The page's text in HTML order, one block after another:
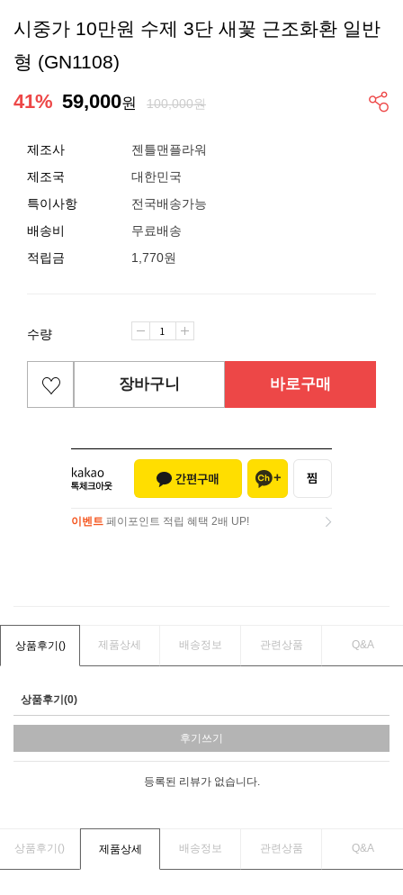
시중가 10만원 수제 3단 새꽃 근조화환 일반
형 (GN1108)
41% 59,000원 100,000원
제조사
젠틀맨플라워
제조국
대한민국
특이사항
전국배송가능
배송비
무료배송
적립금
1,770원
수량
장바구니 바로구매
이벤트 페이포인트 적립 혜택 2배 UP!
상품후기() 제품상세 배송정보 관련상품 Q&A
상품후기(0)
후기쓰기
등록된 리뷰가 없습니다.
상품후기() 제품상세 배송정보 관련상품 Q&A